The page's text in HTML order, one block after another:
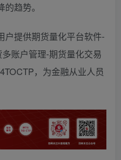
趋势。
户提供期货量化平台软件-
账户管理-期货量化交易
，为金融从业人员